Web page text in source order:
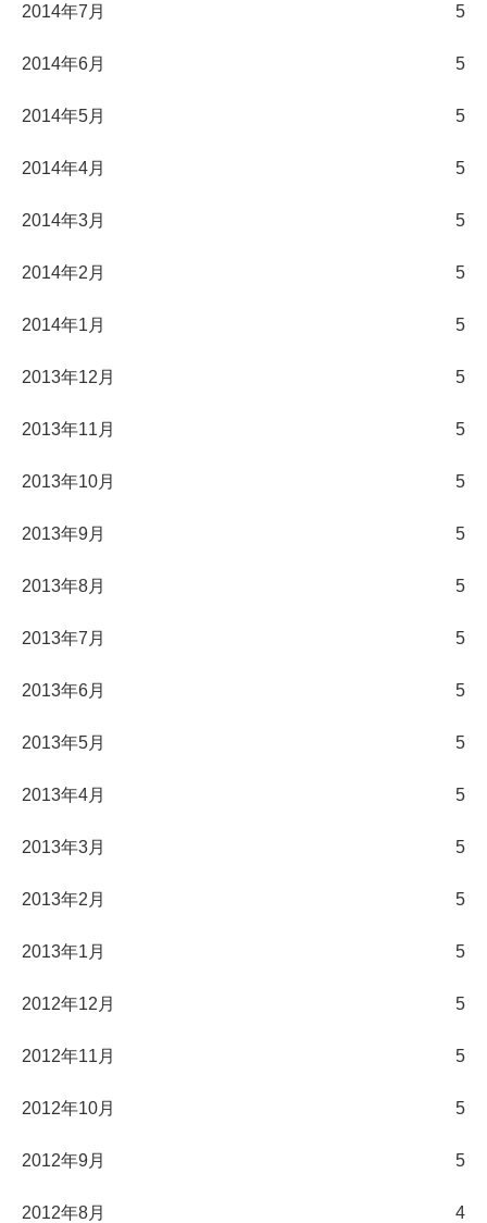
2014年7月 5
2014年6月 5
2014年5月 5
2014年4月 5
2014年3月 5
2014年2月 5
2014年1月 5
2013年12月 5
2013年11月 5
2013年10月 5
2013年9月 5
2013年8月 5
2013年7月 5
2013年6月 5
2013年5月 5
2013年4月 5
2013年3月 5
2013年2月 5
2013年1月 5
2012年12月 5
2012年11月 5
2012年10月 5
2012年9月 5
2012年8月 4